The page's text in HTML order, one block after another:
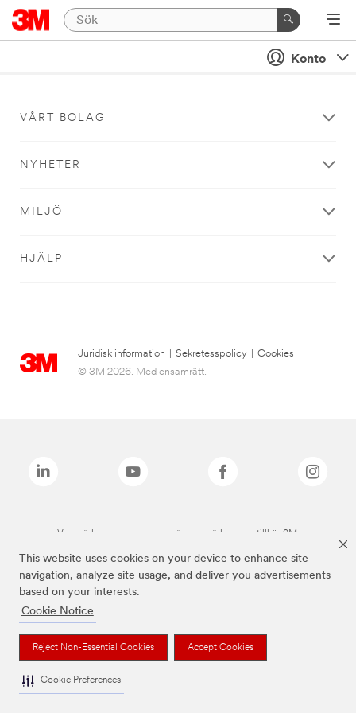
This website uses cookies on your device to enhance site
navigation, analyze site usage, and deliver you advertisements
based on your interests.
Cookie Notice
Reject Non-Essential Cookies Accept Cookies
Cookie Preferences
Konto
VÅRT BOLAG
NYHETER
MILJÖ
HJÄLP
Juridisk information Sekretesspolicy
Cookies
© 3M 2026. Med ensamrätt.
Varumärken som anges ovan är varumärken som tillhör 3M.